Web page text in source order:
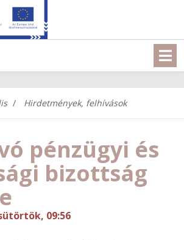
Hirdetmények, felhívások
pénzügyi és
bizottság
09:56